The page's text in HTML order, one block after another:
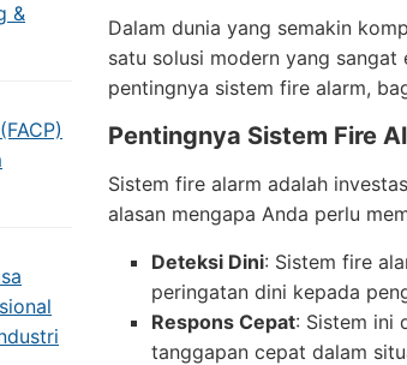
&
Dalam dunia yang semakin
satu solusi modern yang
pentingnya sistem fire alarm,
Pentingnya Sistem Fire
Sistem fire alarm adalah
alasan mengapa Anda perlu
Deteksi Dini: Sistem fire
peringatan dini kepada
Respons Cepat: Sistem ini
tanggapan cepat dalam